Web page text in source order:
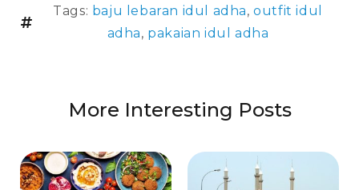
Tags: baju lebaran idul adha,outfit idul
adha, pakaian idul adha
More Interesting Posts